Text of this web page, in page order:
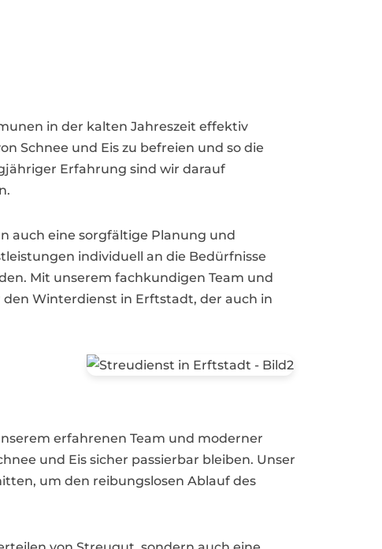
in der kalten Jahreszeit effektiv
Schnee und Eis zu befreien und so die
Erfahrung sind wir darauf
auch eine sorgfältige Planung und
individuell an die Bedürfnisse
Mit unserem fachkundigen Team und
Winterdienst in Erftstadt, der auch in
erfahrenen Team und moderner
und Eis sicher passierbar bleiben. Unser
um den reibungslosen Ablauf des